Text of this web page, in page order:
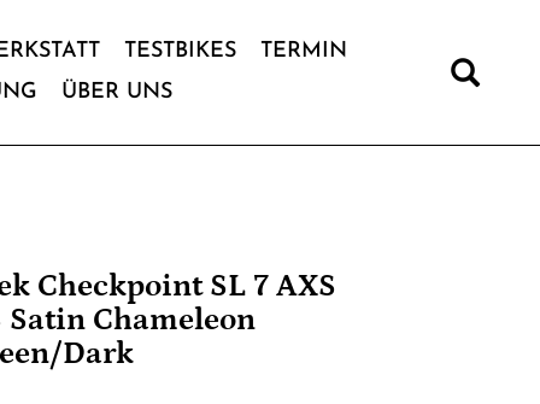
TESTBIKES
TERMIN
ÜBER UNS
Checkpoint SL 7 AXS
Satin Chameleon
Dark